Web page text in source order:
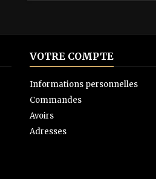
VOTRE COMPTE
Informations personnelles
Commandes
Avoirs
Adresses